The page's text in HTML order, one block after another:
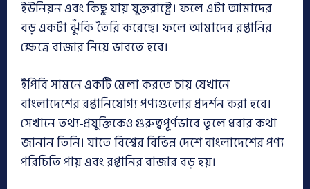
ইউনিয়ন এবং কিছু যায় যুক্তরাষ্ট্রে। ফলে এটা আমাদের
বড় একটা ঝুঁকি তৈরি করেছে। ফলে আমাদের রপ্তানির
ক্ষেত্রে বাজার নিয়ে ভাবতে হবে।
ইপিবি সামনে একটি মেলা করতে চায় যেখানে
বাংলাদেশের রপ্তানিযোগ্য পণ্যগুলোর প্রদর্শন করা হবে।
সেখানে তথ্য-প্রযুক্তিকেও গুরুত্বপূর্ণভাবে তুলে ধরার কথা
জানান তিনি। যাতে বিশ্বের বিভিন্ন দেশে বাংলাদেশের পণ্য
পরিচিতি পায় এবং রপ্তানির বাজার বড় হয়।